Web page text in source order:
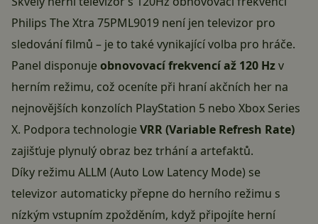
Philips The Xtra 75PML9019 není jen televizor pro
sledování filmů – je to také vynikající volba pro hráče.
Panel disponujeobnovovací frekvencí až 120 Hzv
herním režimu, což oceníte při hraní akčních her na
nejnovějších konzolích PlayStation 5 nebo Xbox Series
X. Podpora technologieVRR (Variable Refresh Rate)
zajišťuje plynulý obraz bez trhání a artefaktů.
Díky režimu ALLM (Auto Low Latency Mode) se
televizor automaticky přepne do herního režimu s
nízkým vstupním zpožděním, když připojíte herní